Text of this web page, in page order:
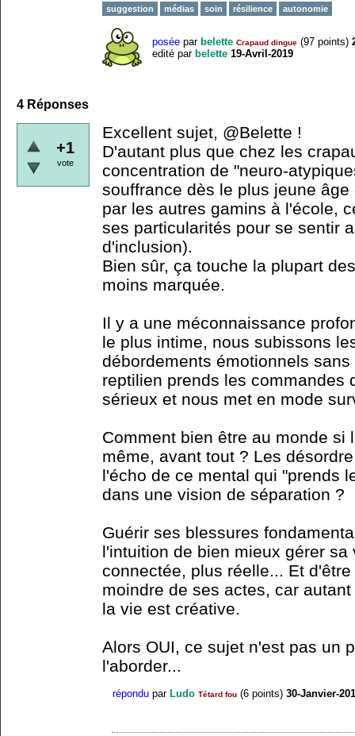
suggestion médias soin résilience autonomie
posée par belette Crapaud dingue (97 points)
edité par belette 19-Avril-2019
4 Réponses
+1
vote
Excellent sujet, @Belette !
D'autant plus que chez les
concentration de "neuro-
souffrance dès le plus jeune
par les autres gamins à l'école,
ses particularités pour se sentir
d'inclusion).
Bien sûr, ça touche la plupart
moins marquée.
Il y a une méconnaissance
le plus intime, nous subissons
débordements émotionnels
reptilien prends les commandes
sérieux et nous met en mode
Comment bien être au monde si
même, avant tout ? Les
l'écho de ce mental qui "prends
dans une vision de séparation ?
Guérir ses blessures
l'intuition de bien mieux gérer
connectée, plus réelle... Et
moindre de ses actes, car
la vie est créative.
Alors OUI, ce sujet n'est pas un
l'aborder...
répondu par Ludo Tétard fou (6 points) 30-Janvier-